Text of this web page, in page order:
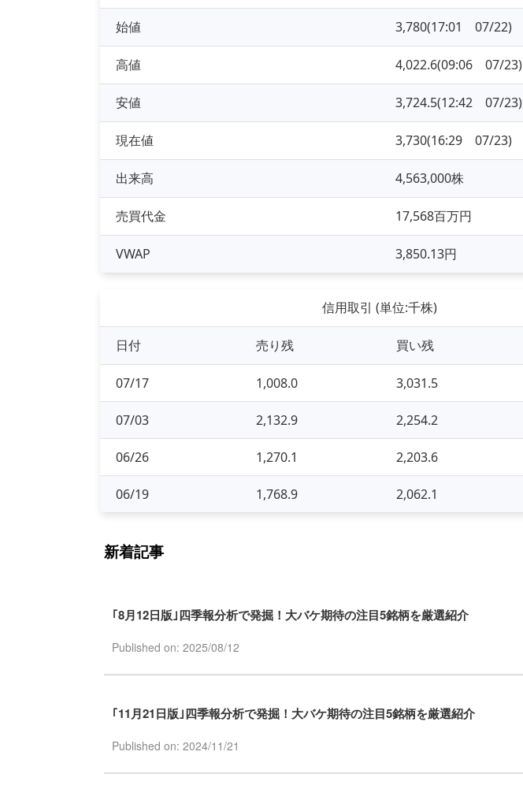
始値 3,780(17:01 07/22)
高値 4,022.6(09:06 07/23)
安値 3,724.5(12:42 07/23)
現在値 3,730(16:29 07/23)
出来高 4,563,000株
売買代金 17,568百万円
VWAP 3,850.13円
信用取引 (単位:千株)
日付 売り残 買い残
07/17 1,008.0 3,031.5
07/03 2,132.9 2,254.2
06/26 1,270.1 2,203.6
06/19 1,768.9 2,062.1
新着記事
｢8月12日版｣四季報分析で発掘！大バケ期待の注目5銘柄を厳選紹介
Published on: 2025/08/12
｢11月21日版｣四季報分析で発掘！大バケ期待の注目5銘柄を厳選紹介
Published on: 2024/11/21